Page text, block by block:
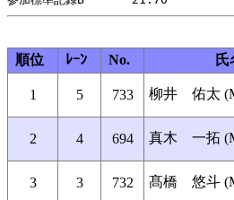
順位
ﾚｰﾝ No. 氏
1 5 733 柳井 佑太
2 4 694 真木 一拓
3 3 732 髙橋 悠斗